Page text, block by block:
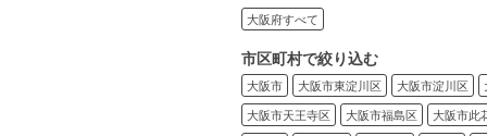
大阪府すべて
市区町村で絞り込む
大阪市 大阪市東淀川区 大阪市淀川区
大阪市天王寺区 大阪市福島区 大阪市此